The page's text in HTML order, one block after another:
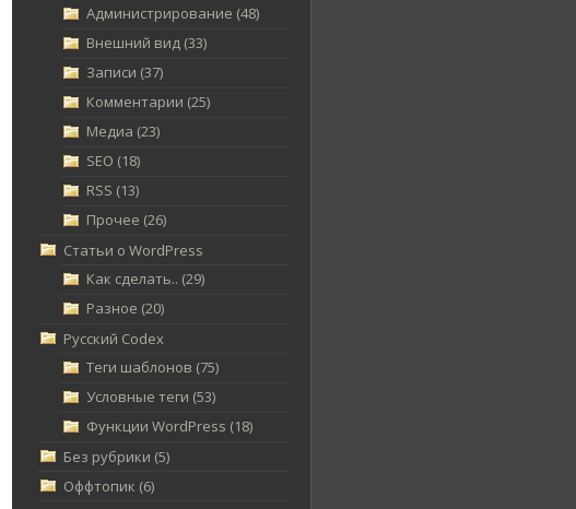
Администрирование (48)
Внешний вид (33)
Записи (37)
Комментарии (25)
Медиа (23)
SEO (18)
RSS (13)
Прочее (26)
Статьи о WordPress
Как сделать.. (29)
Разное (20)
Русский Codex
Теги шаблонов (75)
Условные теги (53)
Функции WordPress (18)
Без рубрики (5)
Оффтопик (6)